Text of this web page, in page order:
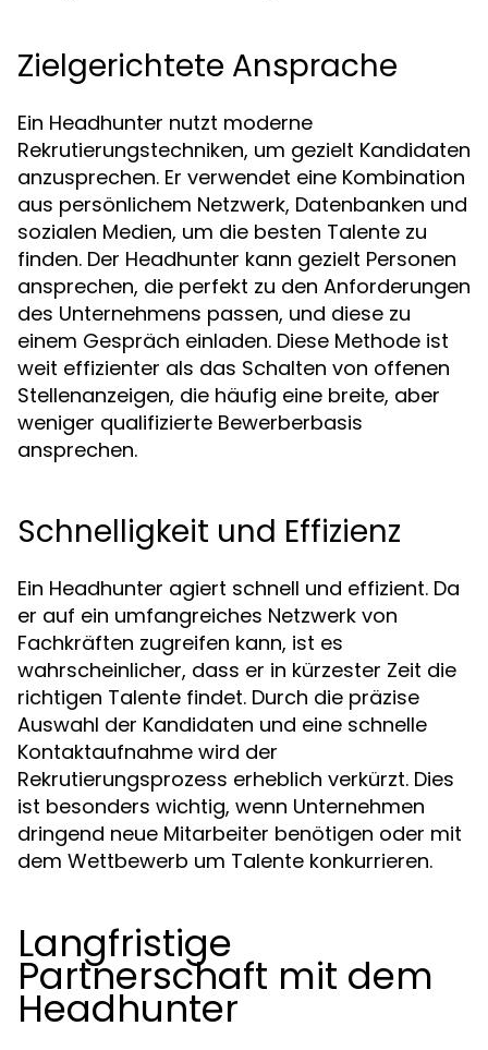
Zielgerichtete Ansprache
Ein Headhunter nutzt moderne
Rekrutierungstechniken, um gezielt Kandidaten
anzusprechen. Er verwendet eine Kombination
aus persönlichem Netzwerk, Datenbanken und
sozialen Medien, um die besten Talente zu
finden. Der Headhunter kann gezielt Personen
ansprechen, die perfekt zu den Anforderungen
des Unternehmens passen, und diese zu
einem Gespräch einladen. Diese Methode ist
weit effizienter als das Schalten von offenen
Stellenanzeigen, die häufig eine breite, aber
weniger qualifizierte Bewerberbasis
ansprechen.
Schnelligkeit und Effizienz
Ein Headhunter agiert schnell und effizient. Da
er auf ein umfangreiches Netzwerk von
Fachkräften zugreifen kann, ist es
wahrscheinlicher, dass er in kürzester Zeit die
richtigen Talente findet. Durch die präzise
Auswahl der Kandidaten und eine schnelle
Kontaktaufnahme wird der
Rekrutierungsprozess erheblich verkürzt. Dies
ist besonders wichtig, wenn Unternehmen
dringend neue Mitarbeiter benötigen oder mit
dem Wettbewerb um Talente konkurrieren.
Langfristige
Partnerschaft mit dem
Headhunter